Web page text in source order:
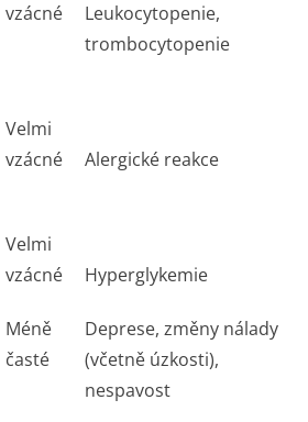
vzácné
Leukocytopenie,
trombocytopenie
Velmi
vzácné
Alergické reakce
Velmi
vzácné
Hyperglykemie
Méně
časté
Deprese, změny nálady
(včetně úzkosti),
nespavost